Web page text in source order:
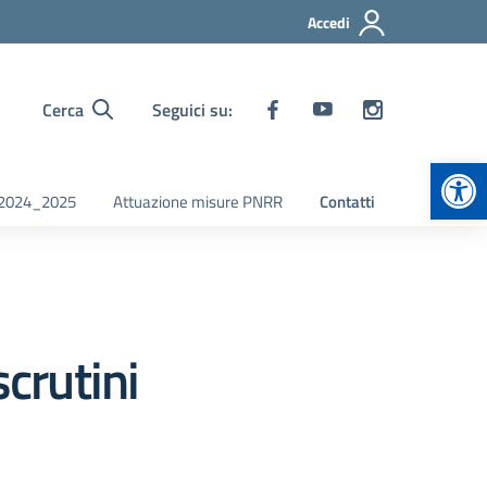
Accedi
Cerca Seguici su:
Attuazione misure PNRR Contatti